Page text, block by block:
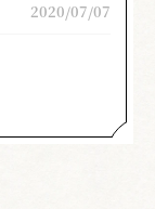
2020/07/07